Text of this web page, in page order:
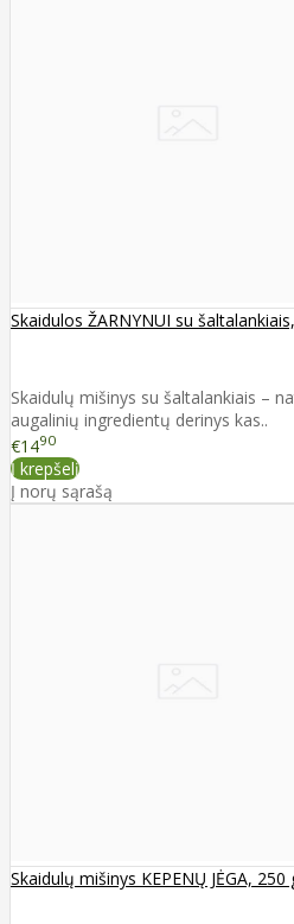
Skaidulos ŽARNYNUI su
Skaidulų mišinys su šaltalankiais –
augalinių ingredientų derinys kas..
€1490
Į krepšelį
Į norų sąrašą
Skaidulų mišinys KEPENŲ JĖGA, 250